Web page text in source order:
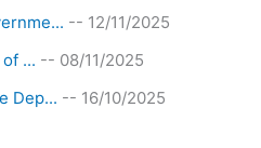
-- 12/11/2025
... -- 08/11/2025
Dep... -- 16/10/2025